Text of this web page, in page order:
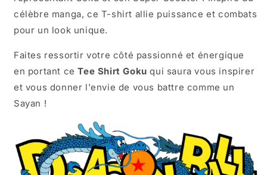
célèbre manga, ce T-shirt allie puissance et combats
pour un look unique.
Faites ressortir votre côté passionné et énergique
en portant ceTee Shirt Goku qui saura vous inspirer
et vous donner l'envie de vous battre comme un
Sayan !